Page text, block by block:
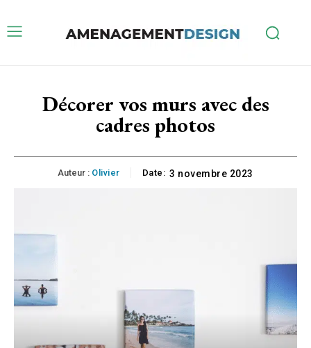
Décorer vos murs avec des
cadres photos
Auteur : Olivier Date: 3 novembre 2023